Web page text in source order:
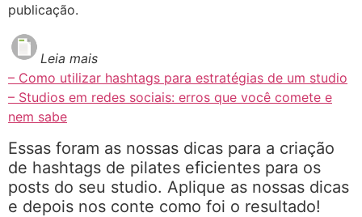
publicação.
Leia mais
– Como utilizar hashtags para estratégias de um studio
– Studios em redes sociais: erros que você comete e
nem sabe
Essas foram as nossas dicas para a criação
de hashtags de pilates eficientes para os
posts do seu studio. Aplique as nossas dicas
e depois nos conte como foi o resultado!